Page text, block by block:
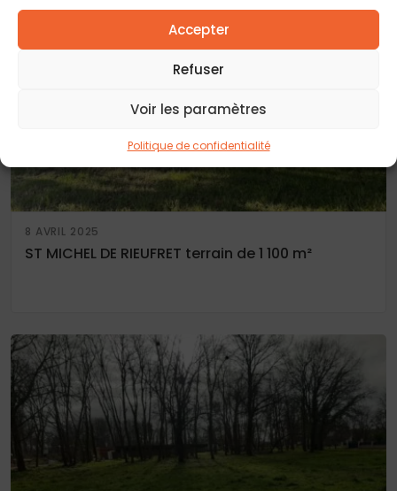
Accepter
Refuser
Voir les paramètres
Politique de confidentialité
8 AVRIL 2025
ST MICHEL DE RIEUFRET terrain de 1 100 m²